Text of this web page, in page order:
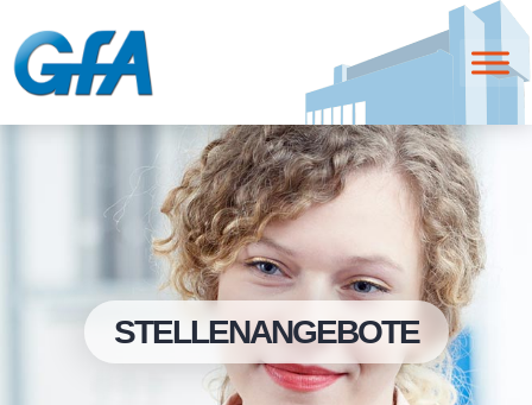
STELLENANGEBOTE